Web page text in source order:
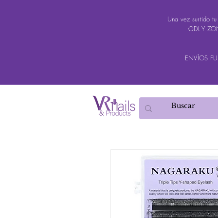
Una vez surtido
GDL Y
ENVÍOS